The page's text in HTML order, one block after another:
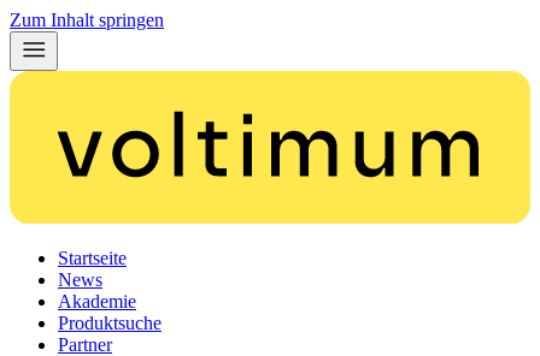
Zum Inhalt springen
Startseite
News
Akademie
Produktsuche
Partner